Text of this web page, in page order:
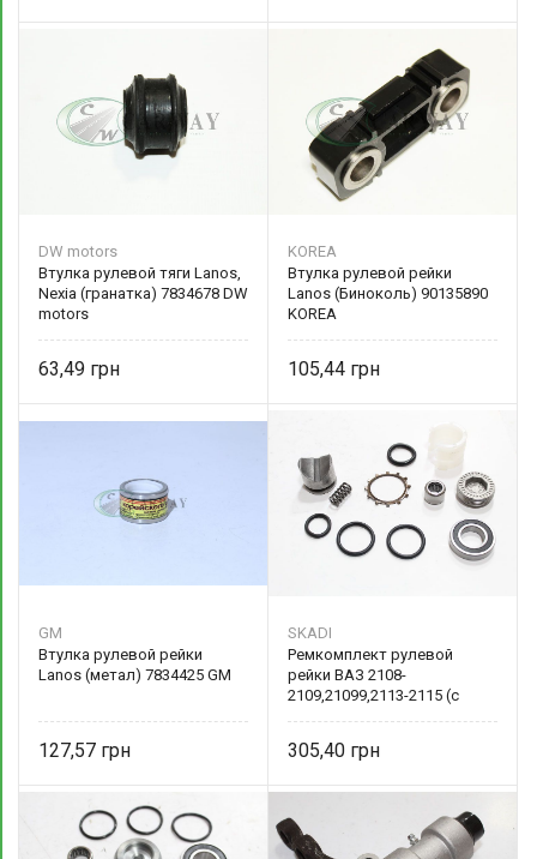
DW motors
Втулка рулевой тяги Lanos,
Nexia (гранатка) 7834678 DW
motors
63,49
KOREA
Втулка рулевой рейки
Lanos (Биноколь) 90135890
KOREA
105,44
GM
Втулка рулевой рейки
Lanos (метал) 7834425 GM
127,57
SKADI
Ремкомплект рулевой
рейки ВАЗ 2108-
2109,21099,2113-2115 (с
305,40